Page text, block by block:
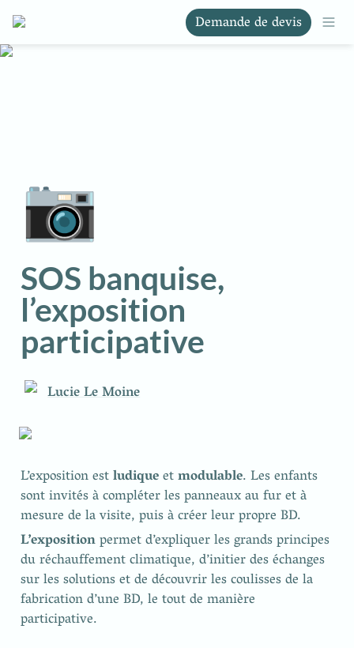
Demande de devis
📷
SOS banquise,
l’exposition
participative
Lucie Le Moine
L’exposition est ludique et modulable. Les enfants
sont invités à compléter les panneaux au fur et à
mesure de la visite, puis à créer leur propre BD.
L’exposition permet d’expliquer les grands principes
du réchauffement climatique, d’initier des échanges
sur les solutions et de découvrir les coulisses de la
fabrication d’une BD, le tout de manière
participative.